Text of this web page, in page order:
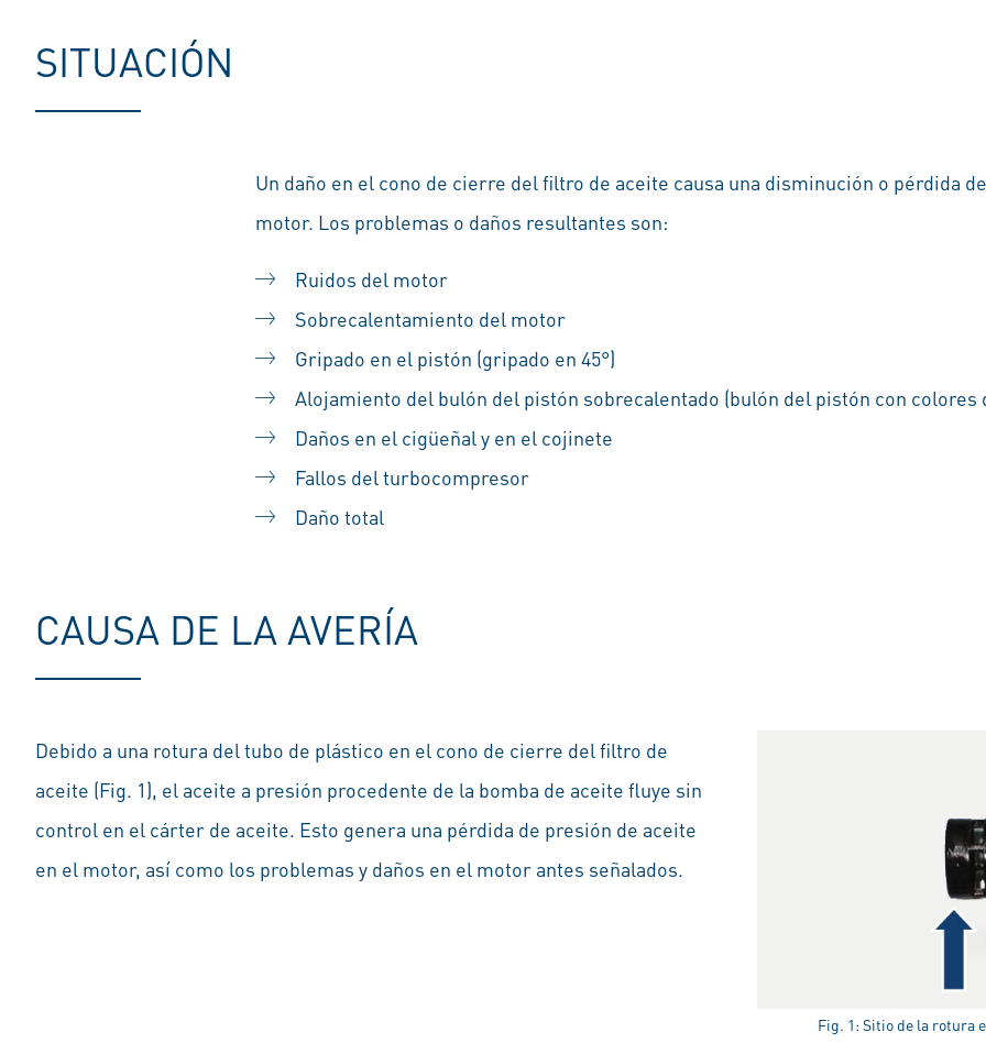
SITUACIÓN
Un daño en el cono de cierre del filtro de aceite causa una disminución o pérdida
motor. Los problemas o daños resultantes son:
Ruidos del motor
Sobrecalentamiento del motor
Gripado en el pistón (gripado en 45°)
Alojamiento del bulón del pistón sobrecalentado (bulón del pistón con colores
Daños en el cigüeñal y en el cojinete
Fallos del turbocompresor
Daño total
CAUSA DE LA AVERÍA
Debido a una rotura del tubo de plástico en el cono de cierre del filtro de
aceite (Fig. 1), el aceite a presión procedente de la bomba de aceite fluye sin
control en el cárter de aceite. Esto genera una pérdida de presión de aceite
en el motor, así como los problemas y daños en el motor antes señalados.
Fig. 1: Sitio de la rotura